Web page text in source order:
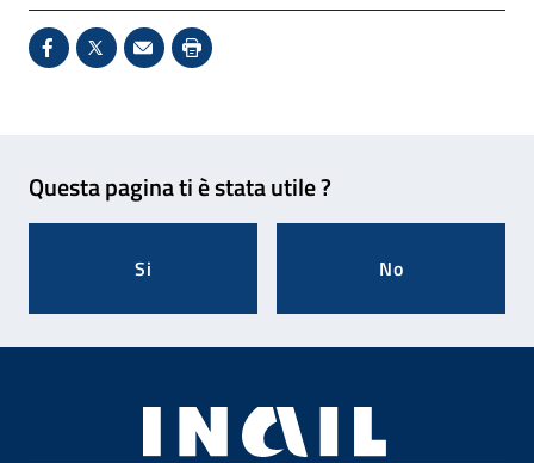
Condividi su Facebook - Sito esterno - Apertura in
X - Sito esterno - Apertura in nuova finestra
Invio Mail: apre il programma di posta
Stampa pagina: scelta meno
Questa pagina ti è stata utile ?
Si No